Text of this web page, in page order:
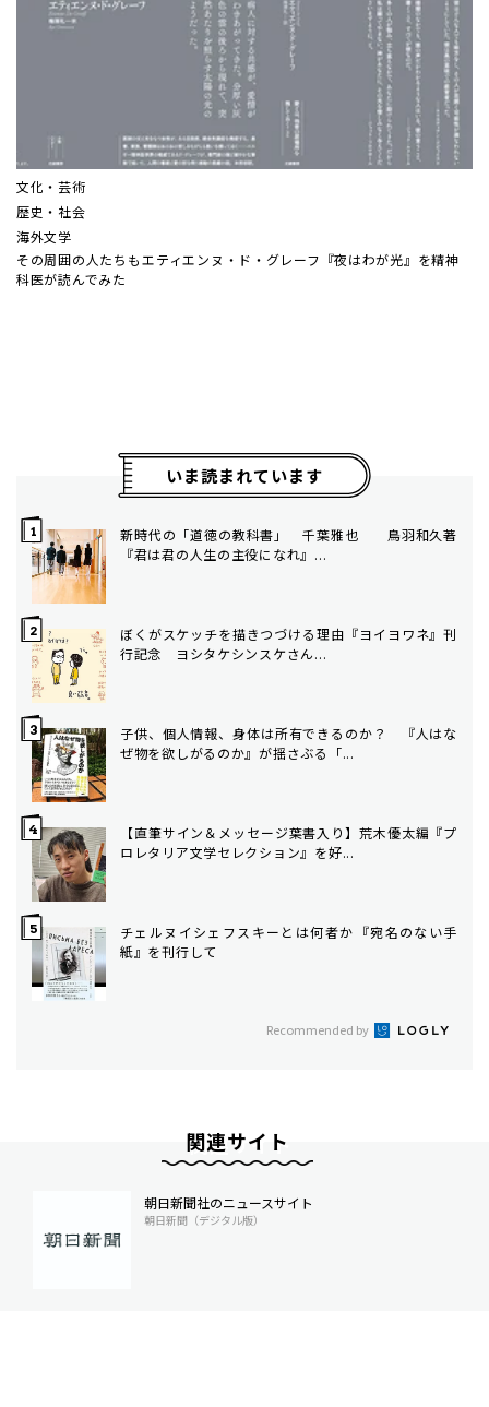
文化・芸術
歴史・社会
海外文学
その周囲の人たちも――エティエンヌ・ド・グレーフ『夜はわが光』を精神
科医が読んでみた
いま読まれています
新時代の「道徳の教科書」 千葉雅也 ――鳥羽和久著
『君は君の人生の主役になれ』...
ぼくがスケッチを描きつづける理由――『ヨイヨワネ』刊
行記念 ヨシタケシンスケさん...
子供、個人情報、身体は所有できるのか？ 『人はな
ぜ物を欲しがるのか』が揺さぶる「...
【直筆サイン＆メッセージ葉書入り】荒木優太編『プ
ロレタリア文学セレクション』を好...
チェルヌイシェフスキーとは何者か――『宛名のない手
紙』を刊行して
Recommended by
関連サイト
朝日新聞社のニュースサイト
朝日新聞（デジタル版）